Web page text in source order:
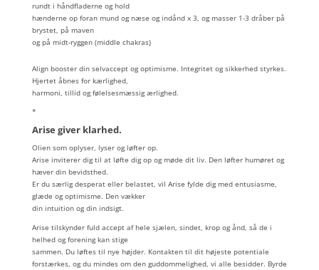
rundt i håndfladerne og hold
hænderne op foran mund og næse og indånd x 3, og masser 1-3 dråber på
brystet, på maven
og på midt-ryggen (middle chakras)
Align booster din selvaccept og optimisme. Integritet og sikkerhed styrkes.
Hjertet åbnes for kærlighed,
harmoni, tillid og følelsesmæssig ærlighed.
*
Arise giver klarhed.
Olien som oplyser, lyser og løfter op.
Arise inviterer dig til at løfte dig op og møde dit liv. Den løfter humøret og
hæver din bevidsthed.
Er du særlig desperat eller belastet, vil Arise fylde dig med entusiasme,
glæde og optimisme. Den vækker
din intuition og din indsigt.
Arise tilskynder fuld accept af hele sjælen, sindet, krop og ånd, så de i
helhed og forening kan stige
sammen. Du løftes til nye højder. Kontakten til dit højeste potentiale
forstærkes, og du mindes om den guddommelighed, vi alle besidder. Byrde